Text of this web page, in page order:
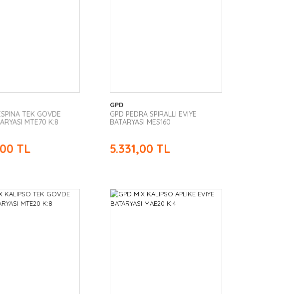
TEK GOVDE
MTE70 K:8
TL
GPD
GPD PEDRA SPIRALLI EVIYE
BATARYASI MES160
5.331,00 TL